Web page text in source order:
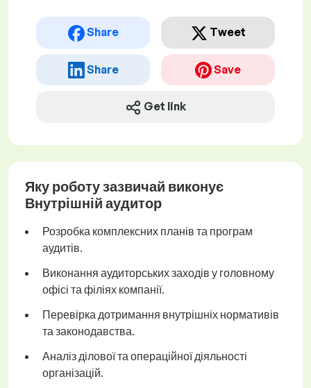
Share Tweet
Share Save
Get link
Яку роботу зазвичай виконує
Внутрішній аудитор
Розробка комплексних планів та програм
аудитів.
Виконання аудиторських заходів у головному
офісі та філіях компанії.
Перевірка дотримання внутрішніх нормативів
та законодавства.
Аналіз ділової та операційної діяльності
організацій.